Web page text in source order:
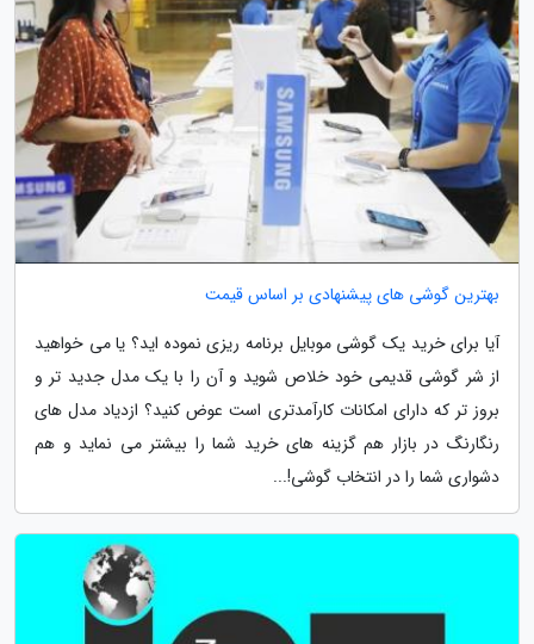
بهترین گوشی های پیشنهادی بر اساس قیمت
آیا برای خرید یک گوشی موبایل برنامه ریزی نموده اید؟ یا می خواهید
از شر گوشی قدیمی خود خلاص شوید و آن را با یک مدل جدید تر و
بروز تر که دارای امکانات کارآمدتری است عوض کنید؟ ازدیاد مدل های
رنگارنگ در بازار هم گزینه های خرید شما را بیشتر می نماید و هم
دشواری شما را در انتخاب گوشی!...